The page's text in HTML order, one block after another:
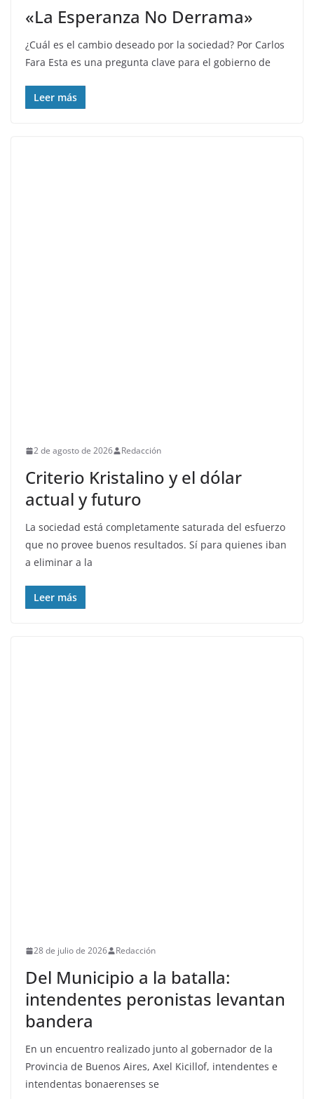
«La Esperanza No Derrama»
¿Cuál es el cambio deseado por la sociedad? Por Carlos
Fara Esta es una pregunta clave para el gobierno de
Leer más
2 de agosto de 2026 Redacción
Criterio Kristalino y el dólar
actual y futuro
La sociedad está completamente saturada del esfuerzo
que no provee buenos resultados. Sí para quienes iban
a eliminar a la
Leer más
28 de julio de 2026 Redacción
Del Municipio a la batalla:
intendentes peronistas levantan
bandera
En un encuentro realizado junto al gobernador de la
Provincia de Buenos Aires, Axel Kicillof, intendentes e
intendentas bonaerenses se